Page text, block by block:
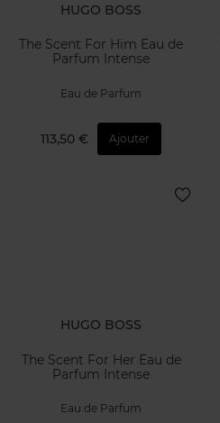
HUGO BOSS
The Scent For Him Eau de
Parfum Intense
Eau de Parfum
113,50 € Ajouter
HUGO BOSS
The Scent For Her Eau de
Parfum Intense
Eau de Parfum